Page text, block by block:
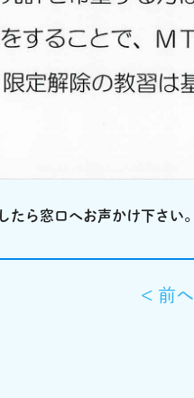
たら窓口へお声かけ下さい。
< 前へ